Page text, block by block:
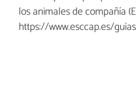
los animales de compañía
https://www.esccap.es/